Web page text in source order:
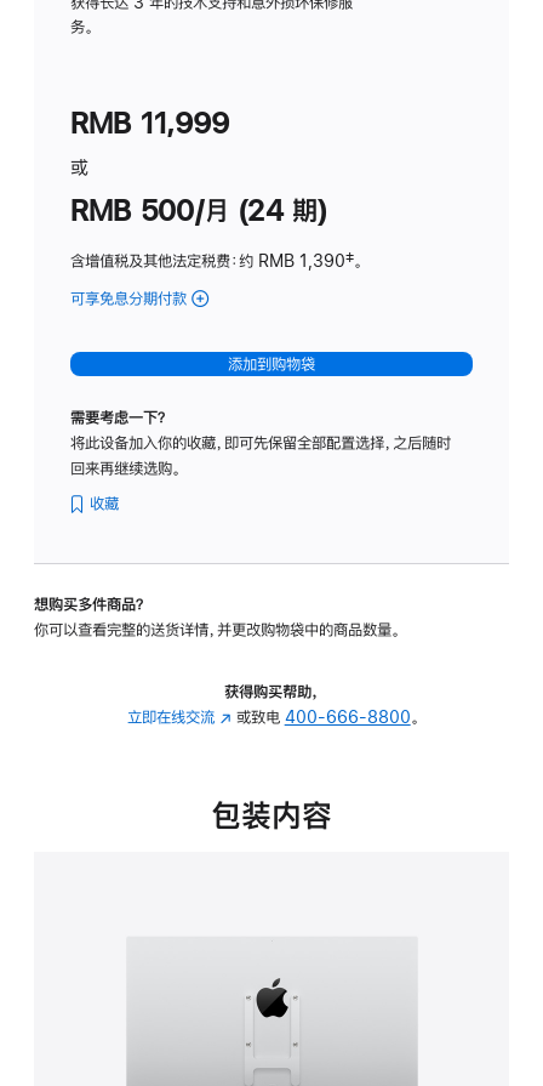
务。
RMB 11,999
或
RMB 500/月 (24 期)
含增值税及其他法定税费：约 RMB 1,390脚
‡。
可享免息分期付款 (Studio
-
标
璃
转
的
添加到购物袋
需要考虑一下？
将此设备加入你的收藏，即可先保留全部配置选择，之后随时
回来再继续选购。
收藏
想购买多件商品？
你可以查看完整的送货详情，并更改购物袋中的商品数量。
获得购买帮助，
立即在线交流 (在
中
或致电 400-666-8800。
包装内容